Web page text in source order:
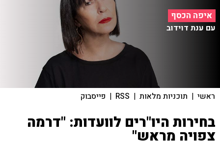
איפה הכסף
עם ענת דוידוב
ראשי | תוכניות מלאות |
RSS
| פייסבוק
בחירות היו"רים לוועדות: "דרמה
צפויה מראש"